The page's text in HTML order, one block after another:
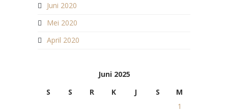
Juni 2020
Mei 2020
April 2020
Juni 2025
S
S R K J S
M
1